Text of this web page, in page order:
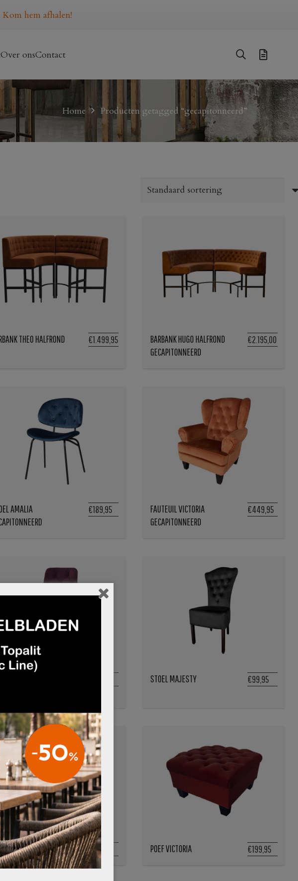
hem afhalen!
Over onsContact
Home Producten getagged “gecapitonneerd”
THEO HALFROND €1.499,95
BARBANK HUGO HALFROND
GECAPITONNEERD
€2.195,00
AMALIA
€189,95
FAUTEUIL VICTORIA
GECAPITONNEERD
€449,95
STOEL MAJESTY €99,95
NOOR GECAPITONNEERD €159,95 POEF VICTORIA €199,95